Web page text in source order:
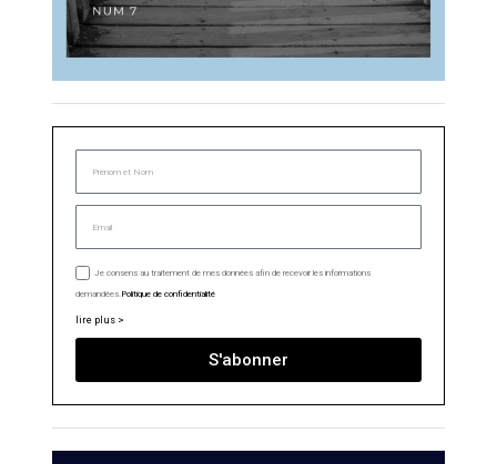
Je consens au traitement de mes données afin de recevoir les informations
demandées.Politique de confidentialité
lire plus >
S'abonner